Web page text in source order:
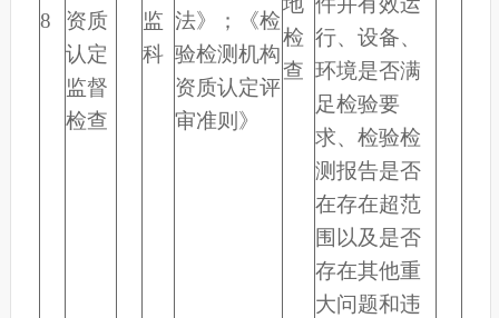
8
资质
认定
监督
检查
监
科
法》；《检
验检测机构
资质认定评
审准则》
检
查
行、设备、
环境是否满
足检验要
求、检验检
测报告是否
在存在超范
围以及是否
存在其他重
大问题和违